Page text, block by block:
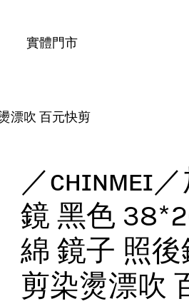
實體門市
漂吹 百元快剪
／ᴄʜɪɴᴍᴇɪ
鏡 黑色
綿 鏡子 照
剪染燙漂吹